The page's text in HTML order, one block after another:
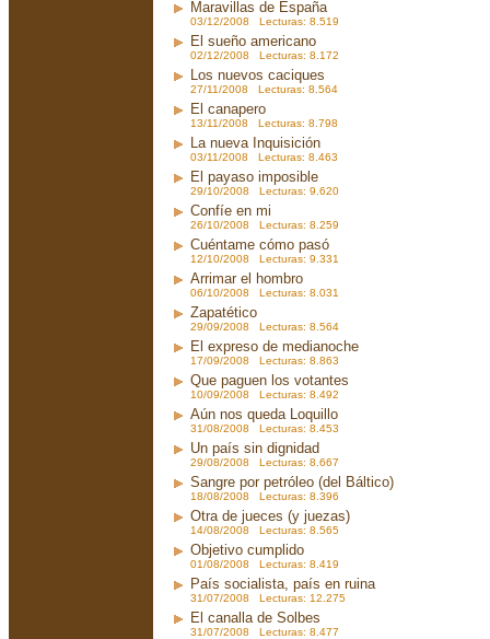
Maravillas de España
03/12/2008 Lecturas: 8.519
El sueño americano
02/12/2008 Lecturas: 8.172
Los nuevos caciques
27/11/2008 Lecturas: 8.564
El canapero
13/11/2008 Lecturas: 8.798
La nueva Inquisición
03/11/2008 Lecturas: 8.463
El payaso imposible
29/10/2008 Lecturas: 9.620
Confíe en mi
26/10/2008 Lecturas: 8.259
Cuéntame cómo pasó
12/10/2008 Lecturas: 9.331
Arrimar el hombro
06/10/2008 Lecturas: 8.031
Zapatético
29/09/2008 Lecturas: 8.564
El expreso de medianoche
17/09/2008 Lecturas: 8.863
Que paguen los votantes
10/09/2008 Lecturas: 8.492
Aún nos queda Loquillo
31/08/2008 Lecturas: 8.453
Un país sin dignidad
29/08/2008 Lecturas: 8.667
Sangre por petróleo (del Báltico)
18/08/2008 Lecturas: 8.396
Otra de jueces (y juezas)
14/08/2008 Lecturas: 8.565
Objetivo cumplido
01/08/2008 Lecturas: 8.419
País socialista, país en ruina
31/07/2008 Lecturas: 12.275
El canalla de Solbes
31/07/2008 Lecturas: 8.477